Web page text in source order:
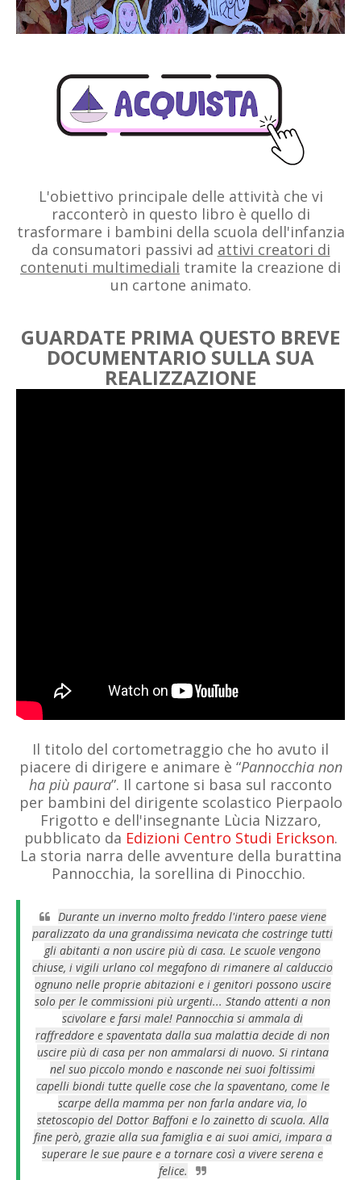
L'obiettivo principale delle attività che vi
racconterò in questo libro è quello di
trasformare i bambini della scuola dell'infanzia
da consumatori passivi ad attivi creatori di
contenuti multimediali tramite la creazione di
un cartone animato.
GUARDATE PRIMA QUESTO BREVE
DOCUMENTARIO SULLA SUA
REALIZZAZIONE
Il titolo del cortometraggio che ho avuto il
piacere di dirigere e animare è “Pannocchia non
ha più paura”. Il cartone si basa sul racconto
per bambini del dirigente scolastico Pierpaolo
Frigotto e dell'insegnante Lùcia Nizzaro,
pubblicato da Edizioni Centro Studi Erickson.
La storia narra delle avventure della burattina
Pannocchia, la sorellina di Pinocchio.
Durante un inverno molto freddo l'intero paese viene
paralizzato da una grandissima nevicata che costringe tutti
gli abitanti a non uscire più di casa. Le scuole vengono
chiuse, i vigili urlano col megafono di rimanere al calduccio
ognuno nelle proprie abitazioni e i genitori possono uscire
solo per le commissioni più urgenti... Stando attenti a non
scivolare e farsi male! Pannocchia si ammala di
raffreddore e spaventata dalla sua malattia decide di non
uscire più di casa per non ammalarsi di nuovo. Si rintana
nel suo piccolo mondo e nasconde nei suoi foltissimi
capelli biondi tutte quelle cose che la spaventano, come le
scarpe della mamma per non farla andare via, lo
stetoscopio del Dottor Baffonie lo zainetto di scuola. Alla
fine però, grazie alla sua famiglia e ai suoi amici, impara a
superare le sue paure e a tornare così a vivere serena e
felice.